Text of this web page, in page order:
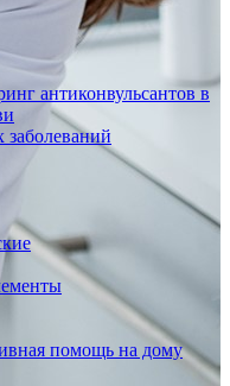
антиконвульсантов в
помощь на дому